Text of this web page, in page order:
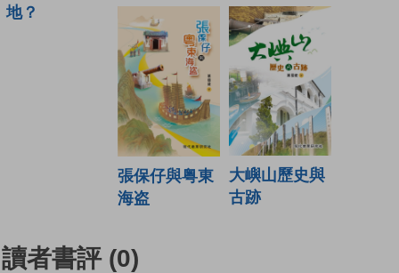
地？
張保仔與粤東
海盗
大嶼山歷史與
古跡
讀者書評 (0)